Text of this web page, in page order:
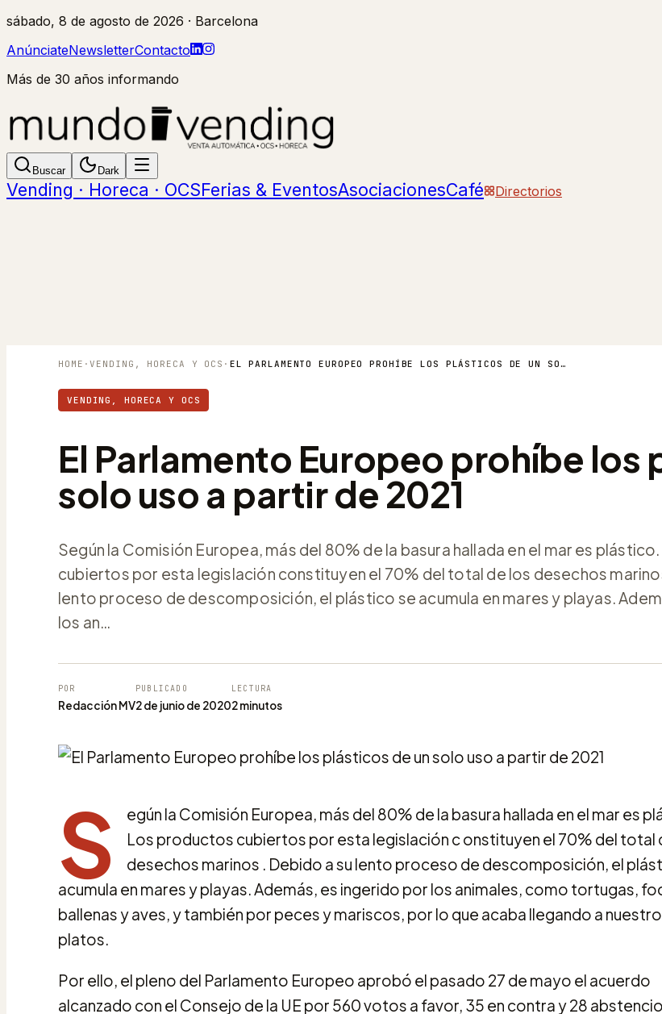
sábado, 8 de agosto de 2026 · Barcelona
AnúnciateNewsletterContacto
Más de 30 años informando
Buscar Dark
Vending · Horeca · OCSFerias & EventosAsociacionesCafé Directorios
HOME ·VENDING, HORECA Y OCS · EL PARLAMENTO EUROPEO PROHÍBE LOS PLÁSTICOS DE UN SOLO USO A PARTIR DE 2021
VENDING, HORECA Y OCS
El Parlamento Europeo prohíbe los
solo uso a partir de 2021
Según la Comisión Europea, más del 80% de la basura hallada en el mar es
cubiertos por esta legislación constituyen el 70% del total de los desechos
lento proceso de descomposición, el plástico se acumula en mares y playas.
los an…
POR
Redacción MV
PUBLICADO
2 de junio de 2020
LECTURA
2 minutos
S
egún la Comisión Europea, más del 80% de la basura hallada en el mar es
Los productos cubiertos por esta legislación c onstituyen el 70% del total
desechos marinos . Debido a su lento proceso de descomposición, el
acumula en mares y playas. Además, es ingerido por los animales, como tortugas,
ballenas y aves, y también por peces y mariscos, por lo que acaba llegando a
platos.
Por ello, el pleno del Parlamento Europeo aprobó el pasado 27 de mayo el acuerdo
alcanzado con el Consejo de la UE por 560 votos a favor, 35 en contra y 28